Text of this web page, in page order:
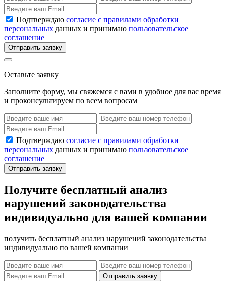
Подтверждаю согласие с правилами обработки
персональных данных и принимаю пользовательское
соглашение
Отправить заявку
Оставьте заявку
Заполните форму, мы свяжемся с вами в удобное для вас время
и проконсультируем по всем вопросам
Подтверждаю согласие с правилами обработки
персональных данных и принимаю пользовательское
соглашение
Отправить заявку
Получите бесплатный анализ
нарушений законодательства
индивидуально для вашей компании
получить бесплатный анализ нарушений законодательства
индивидуально по вашей компании
Отправить заявку